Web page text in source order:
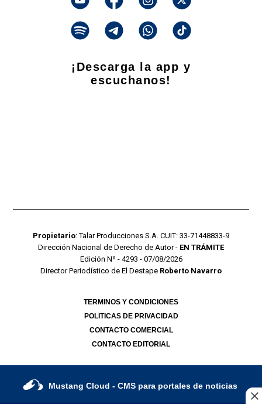
¡Descarga la app y
escuchanos!
Propietario: Talar Producciones S.A. CUIT: 33-71448833-9
Dirección Nacional de Derecho de Autor - EN TRÁMITE
Edición Nº - 4293 - 07/08/2026
Director Periodístico de El Destape Roberto Navarro
TERMINOS Y CONDICIONES
POLITICAS DE PRIVACIDAD
CONTACTO COMERCIAL
CONTACTO EDITORIAL
Mustang Cloud - CMS para portales de noticias